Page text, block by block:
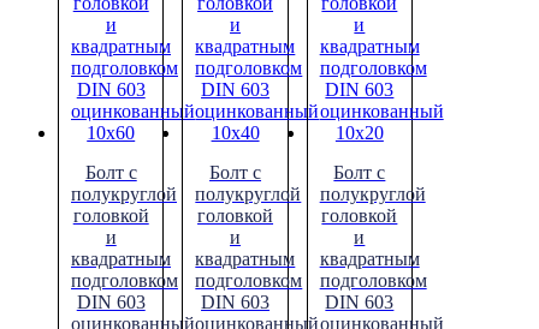
Болт с
полукруглой
головкой
и
квадратным
подголовком
DIN 603
оцинкованный
Болт с
полукруглой
головкой
и
квадратным
подголовком
DIN 603
оцинкованный
Болт с
полукруглой
головкой
и
квадратным
подголовком
DIN 603
оцинкованный